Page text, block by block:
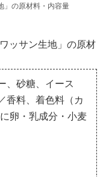
」の原材料・内容量
ッサン生地」の原材
、砂糖、イース
香料、着色料（カ
卵・乳成分・小麦